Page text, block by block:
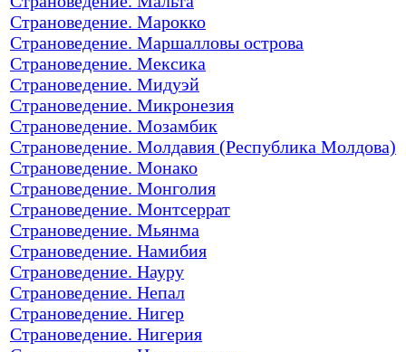
Страноведение. Марокко
Страноведение. Маршалловы острова
Страноведение. Мексика
Страноведение. Мидуэй
Страноведение. Микронезия
Страноведение. Мозамбик
Страноведение. Молдавия (Республика Молдова)
Страноведение. Монако
Страноведение. Монголия
Страноведение. Монтсеррат
Страноведение. Мьянма
Страноведение. Намибия
Страноведение. Науру
Страноведение. Непал
Страноведение. Нигер
Страноведение. Нигерия